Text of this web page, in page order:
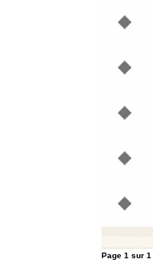
Page 1 sur 1